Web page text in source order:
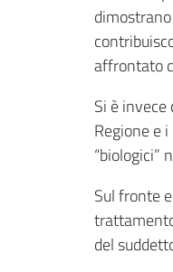
affrontato
Si è
Regione e
“biologici”
Sul fronte
del